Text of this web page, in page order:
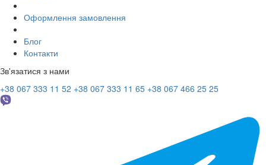
Оформлення замовлення
Блог
Контакти
Зв'язатися з нами
+38 067 333 11 52 +38 067 333 11 65 +38 067 466 25 25